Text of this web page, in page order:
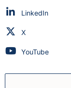
Myndigheten
LinkedIn
Myndigheten
X
Myndigheten
YouTube